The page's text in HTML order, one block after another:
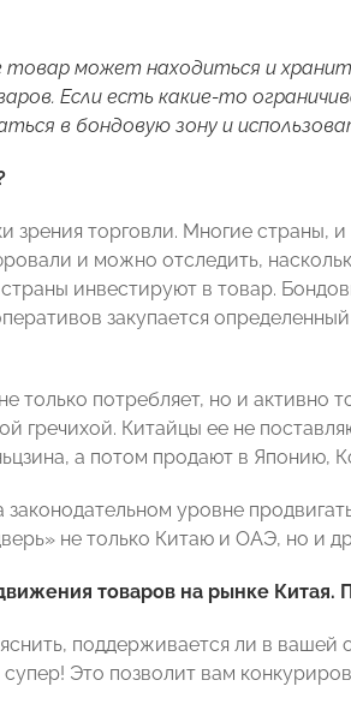
может находиться и
Если есть какие-то
в бондовую зону и
зрения торговли. Многие страны,
и можно отследить,
инвестируют в товар.
закупается
только потребляет, но и активно
гречихой. Китайцы ее не
а потом продают в Японию,
уровне
не только Китаю и ОАЭ, но и
товаров на рынке
поддерживается ли в вашей
Это позволит вам